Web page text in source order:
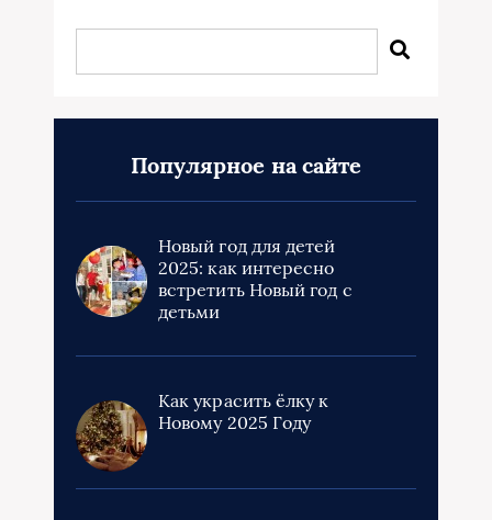
Популярное на сайте
Новый год для детей
2025: как интересно
встретить Новый год с
детьми
Как украсить ёлку к
Новому 2025 Году